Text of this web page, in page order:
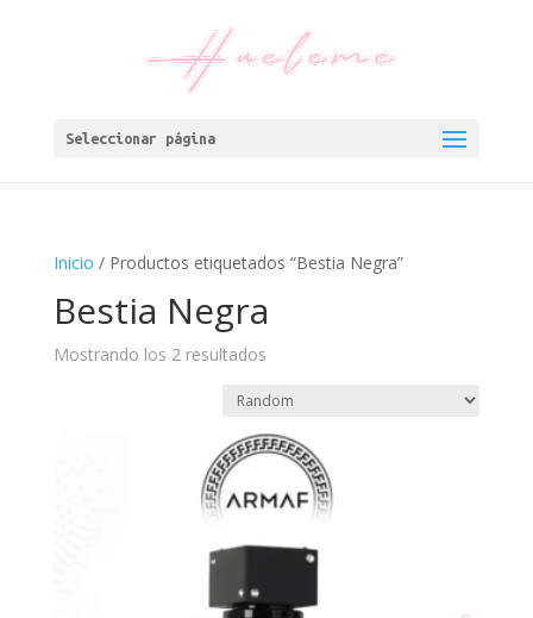
Seleccionar página
Inicio / Productos etiquetados “Bestia Negra”
Bestia Negra
Mostrando los 2 resultados